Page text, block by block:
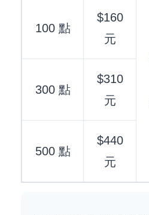
100 點
$160
元
300 點
$310
元
500 點
$440
元